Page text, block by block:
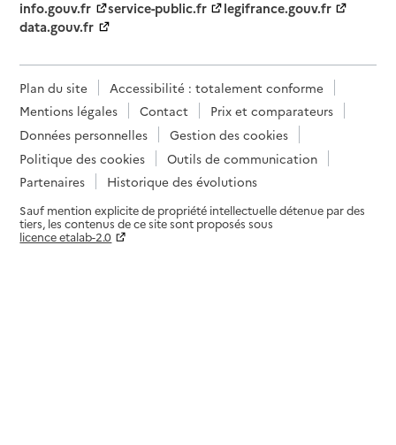
info.gouv.fr service-public.fr
legifrance.gouv.fr
data.gouv.fr
Plan du site
Accessibilité : totalement conforme
Mentions légales
Contact
Prix et comparateurs
Données personnelles
Gestion des cookies
Politique des cookies
Outils de communication
Partenaires
Historique des évolutions
Sauf mention explicite de propriété intellectuelle détenue par des
tiers, les contenus de ce site sont proposés sous
licence etalab-2.0